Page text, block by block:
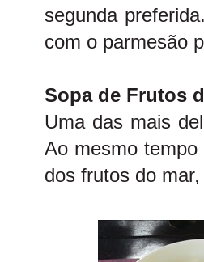
segunda
com o parmesão
Sopa de Frutos
Uma das mais
Ao mesmo
dos frutos do